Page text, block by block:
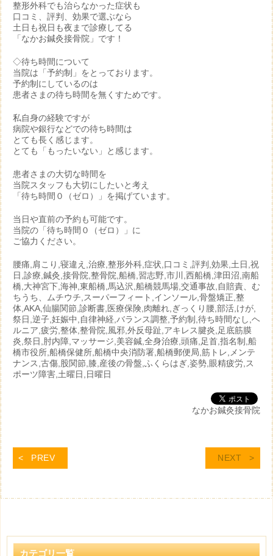
整形外科でも治らなかった症状も
口コミ、評判、効果で選ぶなら
土日も祝日も夜まで診療してる
「なかお鍼灸接骨院」です！
◇待ち時間について
当院は「予約制」をとっております。
予約制にしているのは
患者さまの待ち時間を無くすためです。
私自身の経験ですが
病院や銀行などでの待ち時間は
とても長く感じます。
とても「もったいない」と感じます。
患者さまの大切な時間を
当院スタッフも大切にしたいと考え
「待ち時間０（ゼロ）」を掲げています。
当日や直前の予約も可能です。
当院の「待ち時間０（ゼロ）」に
ご協力ください。
腰痛,肩こり,寝違え,治療,整形外科,症状,口コミ,評判,効果,土日,祝
日,診療,鍼灸,接骨院,整骨院,船橋,習志野,市川,西船橋,津田沼,南船
橋,大神宮下,海神,東船橋,馬込沢,船橋競馬場,交通事故,自賠責、む
ちうち、ムチウチ,スーパーフィート,インソール,骨盤矯正,整
体,AKA,仙腸関節,診断書,医療保険,肉離れ,ぎっくり腰,部活,けが,
祭日,逆子,妊娠中,自律神経,バランス調整,予約制,待ち時間なし,ヘ
ルニア,疲労,整体,整骨院,風邪,外反母趾,アキレス腱炎,足底筋膜
炎,祭日,肘内障,マッサージ,美容鍼,全身治療,頭痛,足首,指名制,船
橋市役所,船橋保健所,船橋中央消防署,船橋郵便局,筋トレ,メンテ
ナンス,古傷,股関節,膝,産後の骨盤,ふくらはぎ,姿勢,眼精疲労,ス
ポーツ障害,土曜日,日曜日
なかお鍼灸接骨院
PREV NEXT
カテゴリ一覧